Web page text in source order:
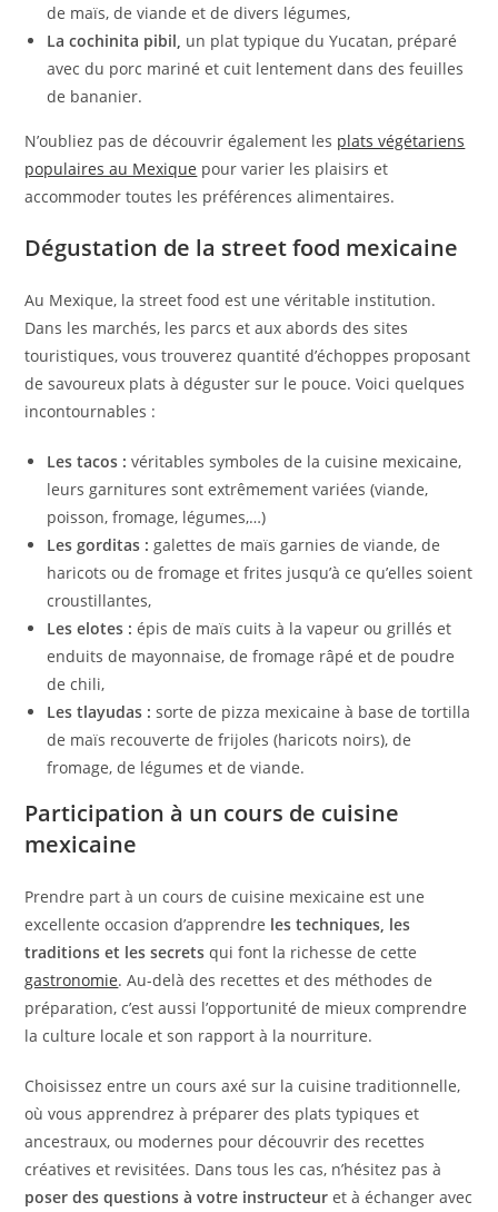
de maïs, de viande et de divers légumes,
La cochinita pibil, un plat typique du Yucatan, préparé
avec du porc mariné et cuit lentement dans des feuilles
de bananier.
N’oubliez pas de découvrir également les plats végétariens
populaires au Mexique pour varier les plaisirs et
accommoder toutes les préférences alimentaires.
Dégustation de la street food mexicaine
Au Mexique, la street food est une véritable institution.
Dans les marchés, les parcs et aux abords des sites
touristiques, vous trouverez quantité d’échoppes proposant
de savoureux plats à déguster sur le pouce. Voici quelques
incontournables :
Les tacos :véritables symboles de la cuisine mexicaine,
leurs garnitures sont extrêmement variées (viande,
poisson, fromage, légumes,…)
Les gorditas : galettes de maïs garnies de viande, de
haricots ou de fromage et frites jusqu’à ce qu’elles soient
croustillantes,
Les elotes :épis de maïs cuits à la vapeur ou grillés et
enduits de mayonnaise, de fromage râpé et de poudre
de chili,
Les tlayudas : sorte de pizza mexicaine à base de tortilla
de maïs recouverte de frijoles (haricots noirs), de
fromage, de légumes et de viande.
Participation à un cours de cuisine
mexicaine
Prendre part à un cours de cuisine mexicaine est une
excellente occasion d’apprendre les techniques, les
traditions et les secrets qui font la richesse de cette
gastronomie. Au-delà des recettes et des méthodes de
préparation, c’est aussi l’opportunité de mieux comprendre
la culture locale et son rapport à la nourriture.
Choisissez entre un cours axé sur la cuisine traditionnelle,
où vous apprendrez à préparer des plats typiques et
ancestraux, ou modernes pour découvrir des recettes
créatives et revisitées. Dans tous les cas, n’hésitez pas à
poser des questions à votre instructeur et à échanger avec